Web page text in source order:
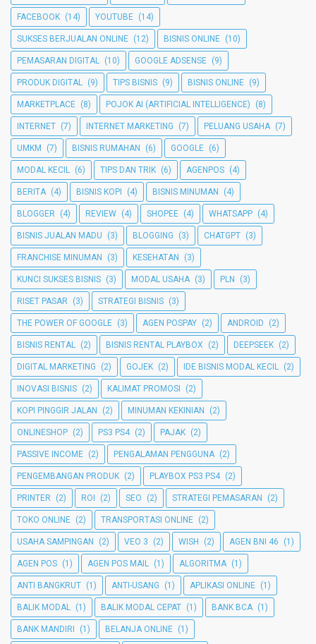
FACEBOOK (14) YOUTUBE (14)
SUKSES BERJUALAN ONLINE (12) BISNIS ONLINE (10)
PEMASARAN DIGITAL (10) GOOGLE ADSENSE (9)
PRODUK DIGITAL (9) TIPS BISNIS (9) BISNIS ONLINE (9)
MARKETPLACE (8) POJOK AI (ARTIFICIAL INTELLIGENCE) (8)
INTERNET (7) INTERNET MARKETING (7) PELUANG USAHA (7)
UMKM (7) BISNIS RUMAHAN (6) GOOGLE (6)
MODAL KECIL (6) TIPS DAN TRIK (6) AGENPOS (4)
BERITA (4) BISNIS KOPI (4) BISNIS MINUMAN (4)
BLOGGER (4) REVIEW (4) SHOPEE (4) WHATSAPP (4)
BISNIS JUALAN MADU (3) BLOGGING (3) CHATGPT (3)
FRANCHISE MINUMAN (3) KESEHATAN (3)
KUNCI SUKSES BISNIS (3) MODAL USAHA (3) PLN (3)
RISET PASAR (3) STRATEGI BISNIS (3)
THE POWER OF GOOGLE (3) AGEN POSPAY (2) ANDROID (2)
BISNIS RENTAL (2) BISNIS RENTAL PLAYBOX (2) DEEPSEEK (2)
DIGITAL MARKETING (2) GOJEK (2) IDE BISNIS MODAL KECIL (2)
INOVASI BISNIS (2) KALIMAT PROMOSI (2)
KOPI PINGGIR JALAN (2) MINUMAN KEKINIAN (2)
ONLINESHOP (2) PS3 PS4 (2) PAJAK (2)
PASSIVE INCOME (2) PENGALAMAN PENGGUNA (2)
PENGEMBANGAN PRODUK (2) PLAYBOX PS3 PS4 (2)
PRINTER (2) ROI (2) SEO (2) STRATEGI PEMASARAN (2)
TOKO ONLINE (2) TRANSPORTASI ONLINE (2)
USAHA SAMPINGAN (2) VEO 3 (2) WISH (2) AGEN BNI 46 (1)
AGEN POS (1) AGEN POS MAIL (1) ALGORITMA (1)
ANTI BANGKRUT (1) ANTI-USANG (1) APLIKASI ONLINE (1)
BALIK MODAL (1) BALIK MODAL CEPAT (1) BANK BCA (1)
BANK MANDIRI (1) BELANJA ONLINE (1)